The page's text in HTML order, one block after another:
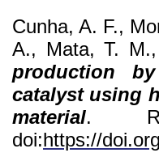
Cunha, A. F.,
A., Mata, T.
production
catalyst using
material.
doi:https://